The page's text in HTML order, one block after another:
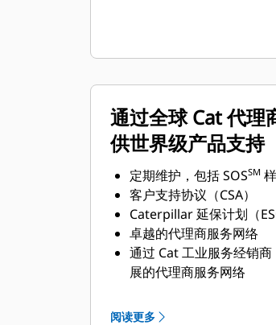
通过全球 Cat 代理
供世界级产品支持
定期维护，包括 SOSSM
客户支持协议（CSA）
Caterpillar 延保计划（
卓越的代理商服务网络
通过 Cat 工业服务经销
展的代理商服务网络
阅读更多